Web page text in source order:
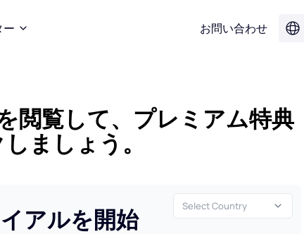
ー
PDF
PDF
Word → JPG
Excel → JPG
PDF → JPG
お問い合わせ
閲覧して、プレミアム特典
ましょう。
アルを開始
Select Country